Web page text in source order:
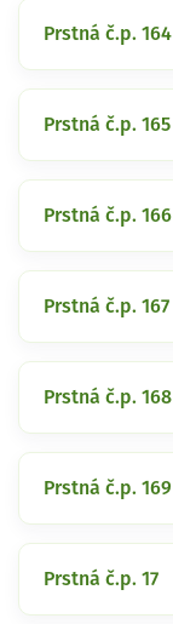
Prstná č.p. 164
Prstná č.p. 165
Prstná č.p. 166
Prstná č.p. 167
Prstná č.p. 168
Prstná č.p. 169
Prstná č.p. 17